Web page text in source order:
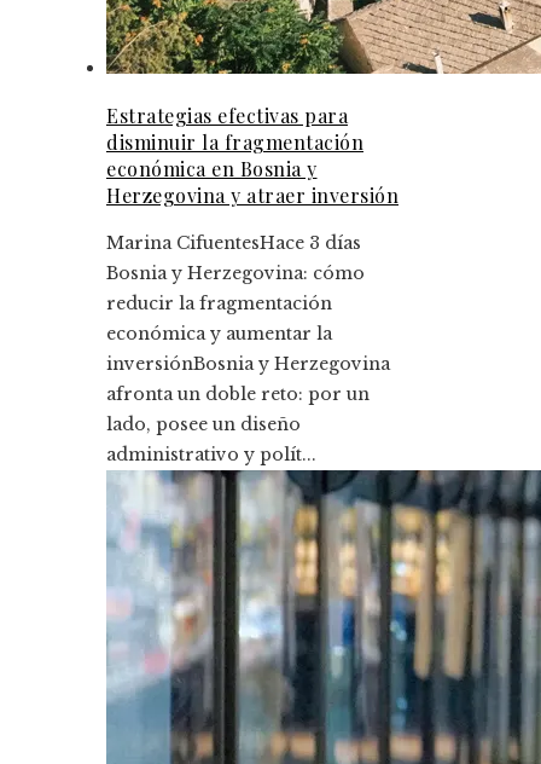
Estrategias efectivas para
disminuir la fragmentación
económica en Bosnia y
Herzegovina y atraer inversión
Marina CifuentesHace 3 días
Bosnia y Herzegovina: cómo
reducir la fragmentación
económica y aumentar la
inversiónBosnia y Herzegovina
afronta un doble reto: por un
lado, posee un diseño
administrativo y polít...